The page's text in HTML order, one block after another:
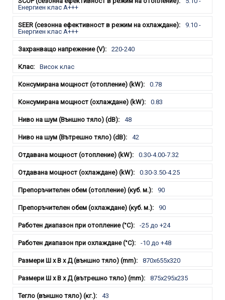
Енергиен клас А+++
9.10 -
Енергиен клас A+++
220-240
Висок клас
0.78
0.83
48
42
0.30-4.00-7.32
0.30-3.50-4.25
90
90
-25 до +24
-10 до +48
870x655x320
875x295x235
43